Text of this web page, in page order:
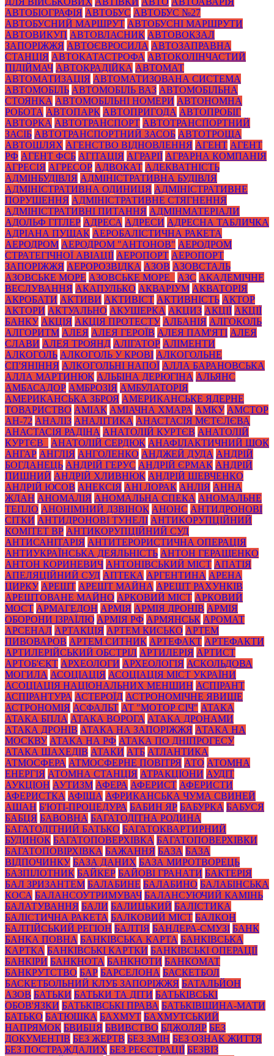
АВТОБІОГРАФІЯ АВТОБУС АВТОБУС №27
АВТОБУСНИЙ МАРШРУТ АВТОБУСНІ МАРШРУТИ
АВТОВИКУП АВТОВЛАСНИК АВТОВОКЗАЛ
ЗАПОРІЖЖЯ АВТОЄВРОСИЛА АВТОЗАПРАВНА
СТАНЦІЯ АВТОКАТАСТРОФА АВТОКОЛІНЧАСТИЙ
ПІДІЙМАЧ АВТОКРАДІЙКА АВТОМАТ
АВТОМАТИЗАЦІЯ АВТОМАТИЗОВАНА СИСТЕМА
АВТОМОБІЛЬ АВТОМОБІЛЬ ВАЗ АВТОМОБІЛЬНА
СТОЯНКА АВТОМОБІЛЬНІ НОМЕРИ АВТОНОМНА
РОБОТА АВТОПАРК АВТОПРИГОДА АВТОПРОБІГ
АВТОРКА АВТОТРАНСПОРТ АВТОТРАНСПОРТНИЙ
ЗАСІБ АВТОТРАНСПОРТНИЙ ЗАСОБ АВТОТРОЩА
АВТОШЛЯХ АГЕНСТВО ВІДНОВЛЕННЯ АГЕНТ АГЕНТ
РФ АГЕНТ ФСБ АГІТАЦІЯ АГРАРІЇ АГРАРНА КОМПАНІЯ
АГРЕСІЯ АГРЕСОР АДВОКАТ АДЕКВАТНІСТЬ
АДМІНБУДІВЛЯ АДМІНІСТРАТИВНА БУДІВЛЯ
АДМІНІСТРАТИВНА ОДИНИЦЯ АДМІНІСТРАТИВНЕ
ПОРУШЕННЯ АДМІНІСТРАТИВНЕ СТЯГНЕННЯ
АДМІНІСТРАТИВНІ ПИТАННЯ АДМІНМАТЕРІАЛИ
АДОЛЬФ ГІТЛЕР АДРЕСА АДРЕСИ АДРЕСНА ТАБЛИЧКА
АДРІАНА ПУЩАК АЕРОБАЛІСТИЧНА РАКЕТА
АЕРОДРОМ АЕРОДРОМ "АНТОНОВ" АЕРОДРОМ
СТРАТЕГІЧНОЇ АВІАЦІЇ АЕРОПОРТ АЕРОПОРТ
ЗАПОРІЖЖЯ АЕРОРОЗВІДКА АЗОВ АЗОВСТАЛЬ
АЗОВСЬКЕ МОРЕ АЗОВСЬКЕ МОРЕ_ АЗС АКАДЕМІЧНЕ
ВЕСЛУВАННЯ АКАПУЛЬКО АКВАРІУМ АКВАТОРІЯ
АКРОБАТИ АКТИВИ АКТИВІСТ АКТИВНІСТЬ АКТОР
АКТОРИ АКТУАЛЬНО АКУШЕРКА АКЦИЗ АКЦІЇ АКЦІЇ
БАНКУ АКЦІЯ АКЦІЯ ПРОТЕСТУ АЛБАНІЯ АЛГОКОЛЬ
АЛГОРИТМ АЛЕЯ АЛЕЯ ГЕРОЇВ АЛЕЯ ПАМ'ЯТІ АЛЕЯ
СЛАВИ АЛЕЯ ТРОЯНД АЛІГАТОР АЛІМЕНТИ
АЛКОГОЛЬ АЛКОГОЛЬ У КРОВІ АЛКОГОЛЬНЕ
СП'ЯНІННЯ АЛКОГОЛЬНІ НАПОЇ АЛЛА БАРАНОВСЬКА
АЛЛА МАРТИНЮК АЛЬБІНА ДЕРЮГІНА АЛЬЯНС
АМБАСАДОР АМБРОЗІЯ АМБУЛАТОРІЯ
АМЕРИКАНСЬКА ЗБРОЯ АМЕРИКАНСЬКЕ ЯДЕРНЕ
ТОВАРИСТВО АМІАК АМІАЧНА ХМАРА АМКУ АМСТОР
АН-72 АНАЛІЗ АНАЛІТИКА АНАСТАСІЯ МЄТЄЛЄВА
АНАСТАСІЯ РАДІНА АНАТОЛІЙ КУРТЄВ АНАТОЛІЙ
КУРТЄВ_
АНАТОЛІЙ СЕРДЮК АНАФІЛАКТИЧНИЙ ШОК
АНГАР АНГЛІЯ АНГОЛЕНКО АНДЖЕЙ ДУДА АНДРІЙ
БОГДАНЕЦЬ АНДРІЙ ГЕРУС АНДРІЙ ЄРМАК АНДРІЙ
ПИШНИЙ АНДРІЙ ХЛИВНЮК АНДРІЙ ШЕВЧЕНКО
АНДРІЙ ЮСОВ АНЕКСІЯ АНІ ЛОРАК АНЛІЯ АННА
ЖДАН АНОМАЛІЯ АНОМАЛЬНА СПЕКА АНОМАЛЬНЕ
ТЕПЛО АНОНІМНИЙ ДЗВІНОК АНОНС АНТИДРОНОВІ
СІТКИ АНТИДРОНОВІ ТУНЕЛІ АНТИКОРУПЦІЙНИЙ
КОМІТЕТ ВР АНТИКОРУПЦІЙНИЙ СУД
АНТИСАНІТАРІЯ АНТИТЕРОРИСТИЧНА ОПЕРАЦІЯ
АНТИУКРАЇНСЬКА ДЕЯЛЬНІСТЬ АНТОН ГЕРАЩЕНКО
АНТОН КОРИНЕВИЧ АНТОНІВСЬКИЙ МІСТ АПАТІЯ
АПЕЛЯЦІЙНИЙ СУД АПТЕКА АРГЕНТИНА АРЕНА
ЦИРКУ АРЕШТ АРЕШТ МАЙНА АРЕШТ РАХУНКІВ
АРЕШТОВАНЕ МАЙНО АРКОВИЙ МІСТ АРКОВИЙ
МОСТ АРМАГЕДОН АРМІЯ АРМІЯ ДРОНІВ АРМІЯ
ОБОРОНИ ІЗРАЇЛЮ АРМІЯ РФ АРМЯНСЬК АРОМАТ
АРСЕНАЛ АРТАКЦІЯ АРТЕМ КИСЬКО АРТЕМ
ПИВОВАРОВ АРТЕМ СИТНИК АРТЕФАКТ АРТЕФАКТИ
АРТИЛЕРІЙСЬКИЙ ОБСТРІЛ АРТИЛЕРІЯ АРТИСТ
АРТОБ'ЄКТ АРХЕОЛОГИ АРХЕОЛОГІЯ АСКОЛЬДОВА
МОГИЛА АСОЦІАЦІЯ АСОЦІАЦІЯ МІСТ УКРАЇНИ
АСОЦІАЦІЯ НАЦІОНАЛЬНИХ МЕНШИН АСПІРАНТ
АСПІРАНТУРА АСТЕРОЇД АСТРОНОМІЧНЕ ЯВИЩЕ
АСТРОНОМІЯ АСФАЛЬТ АТ "МОТОР СІЧ" АТАКА
АТАКА БПЛА АТАКА ВОРОГА АТАКА ДРОНАМИ
АТАКА ДРОНІВ АТАКА НА ЗАПОРІЖЖЯ АТАКА НА
МОСКВУ АТАКА НА РФ АТАКА ПО ДНІПРОГЕСУ
АТАКА ШАХЕДІВ АТАКИ АТБ АТЛАНТИКА
АТМОСФЕРА АТМОСФЕРНЕ ПОВІТРЯ АТО АТОМНА
ЕНЕРГІЯ АТОМНА СТАНЦІЯ АТРАКЦІОНИ АУДІТ
АУКЦІОН АУТИЗМ АФЕРА АФЕРИСТ АФЕРИСТИ
АФЕРИСТКА АФІША АФРИКАНСЬКА ЧУМА СВИНЕЙ
АШАН Б'ЮТІ-ПРОЦЕДУРА БАБИН ЯР БАБУРКА БАБУСЯ
БАБЦЯ БАВОВНА БАГАТОДІТНА РОДИНА
БАГАТОДІТНИЙ БАТЬКО БАГАТОКВАРТИРНИЙ
БУДИНОК БАГАТОПОВЕРХІВКА БАГАТОПОВЕРХІВКИ
БАГАТОПОВІРХІВКА БАЖАННЯ БАЗА БАЗА
ВІДПОЧИНКУ БАЗА ДАНИХ БАЗА МИРОТВОРЕЦЬ
БАЗПІЛОТНИК БАЙКЕР БАЙОВІ ГРАНАТИ БАКТЕРІЯ
БАЛ ЗРИЗАНТЕМ БАЛАБИНЕ БАЛАБИНО БАЛАБІНСЬКА
КОСА БАЛАНСОУТРИМУВАЧ БАЛАНСУЮЧИЙ КАМІНЬ
БАЛАТУВАННЯ БАЛИ БАЛИЦЬКИЙ БАЛІСТИКА
БАЛІСТИЧНА РАКЕТА БАЛКОВИЙ МІСТ БАЛКОН
БАЛТІЙСЬКИЙ РЕГІОН БАЛТІЯ БАНДЕРА-СМУЗІ БАНК
БАНКА ПОВНА БАНКІВСЬКА КАРТА БАНКІВСЬКА
КАРТКА БАНКІВСЬКІ КАРТКИ БАНКІВСЬКІ ОПЕРАЦІЇ
БАНКІРИ БАНКНОТА БАНКНОТИ БАНКОМАТ
БАНКРУТСТВО БАР БАРСЕЛОНА БАСКЕТБОЛ
БАСКЕТБОЛЬНИЙ КЛУБ ЗАПОРІЖЖЯ БАТАЛЬЙОН
АЗОВ БАТЬКИ БАТЬКИ ТА ДІТИ БАТЬКІВСЬКІ
ОБОВ'ЯЗКИ БАТЬКІВСЬКІ ПРАВА БАТЬКІВЩИНА-МАТИ
БАТЬКО БАТЮШКА БАХМУТ БАХМУТСЬКИЙ
НАПРЯМОК БВИБЦЯ БВИВСТВО БДЖОЛЯР БЕЗ
ДОКУМЕНТІВ БЕЗ ЖЕРТВ БЕЗ ЗМІН БЕЗ ОЗНАК ЖИТТЯ
БЕЗ ПОСТРАЖДАЛИХ БЕЗ РЕЄСТРАЦІЇ БЕЗВІЗ